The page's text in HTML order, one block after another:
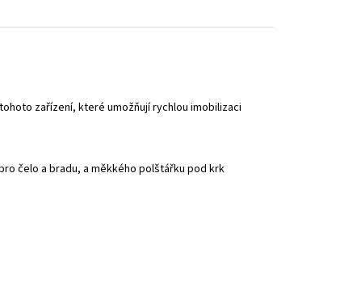
zařízení, které umožňují rychlou imobilizaci
čelo a bradu, a měkkého polštářku pod krk